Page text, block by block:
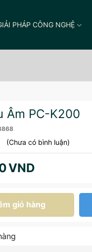
PHÁP CÔNG NGHỆ
Âm PC-K200
(Chưa có bình luận)
VND
giỏ hàng